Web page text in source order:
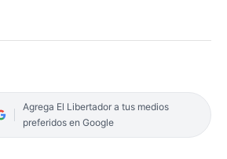
Agrega El Libertador a tus medios
preferidos en Google